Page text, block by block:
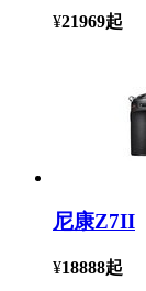
¥21969起
尼康Z7II
¥18888起